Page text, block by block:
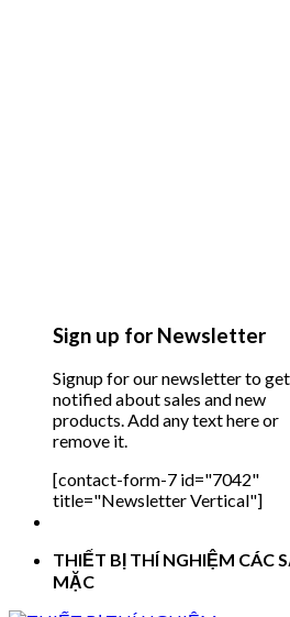
Sign up for Newsletter
Signup for our newsletter to get
notified about sales and new
products. Add any text here or
remove it.
[contact-form-7 id="7042"
title="Newsletter Vertical"]
THIẾT BỊ THÍ NGHIỆM CÁC
MẶC